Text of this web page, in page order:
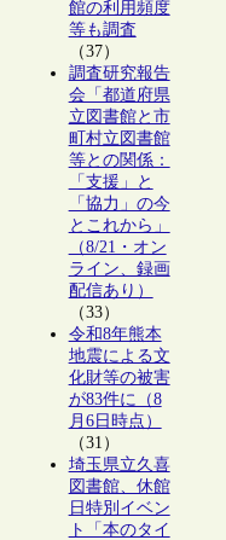
館の利用頻度
等も調査
（37）
調査研究報告
会「都道府県
立図書館と市
町村立図書館
等との関係：
「支援」と
「協力」の今
とこれから」
（8/21・オン
ライン、録画
配信あり）
（33）
令和8年熊本
地震による文
化財等の被害
が83件に（8
月6日時点）
（31）
埼玉県立久喜
図書館、休館
日特別イベン
ト「本のタイ